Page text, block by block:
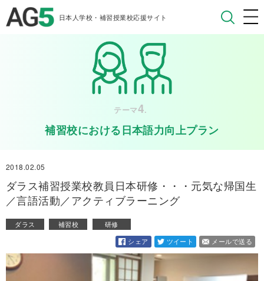
日本人学校・補習授業校応援サイト
テーマ4.
補習校における日本語力向上プラン
2018.02.05
ダラス補習授業校教員日本研修・・・元気な帰国生
／言語活動／アクティブラーニング
ダラス 補習校
研修
シェア
ツイート メールで送る